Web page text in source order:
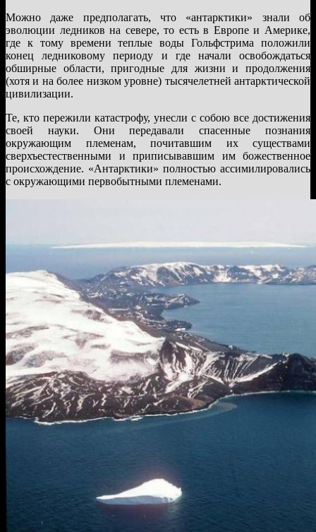
Можно даже предполагать, что «антарктики» знали об
эволюции ледников на севере, то есть в Европе и Америке,
где к тому времени теплые воды Гольфстрима положили
конец ледниковому периоду и где начали освобождаться
обширные области, пригодные для жизни и продолжения
(хотя и на более низком уровне) тысячелетней антарктической
цивилизации.
Те, кто пережили катастрофу, унесли с собою все достижения
своей науки. Они передавали спасенные познания
окружающим племенам, почитавшим их существами
сверхъестественными и приписывавшим им божественное
происхождение. «Антарктики» полностью ассимилировались
с окружающими первобытными племенами.